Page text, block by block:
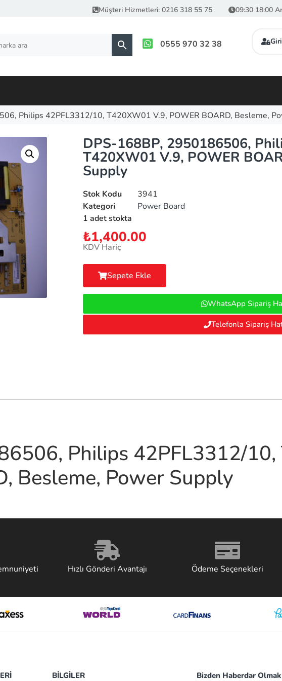
Müşteri Hizmetleri: 0216 318 55 75 09:30 18:00
0555 970 32 38
Philips 42PFL3312/10, T420XW01 V.9, POWER BOARD, Besleme,
DPS-168BP, 2950186506,
T420XW01 V.9, POWER
Supply
Stok Kodu
3941
Kategori
Power Board
1 adet stokta
₺1,400.00
KDV Hariç
Sepete Ekle
WhatsApp Sipariş
Telefonla Sipariş
Philips 42PFL3312/
Besleme, Power Supply
Hızlı Gönderi Avantajı Ödeme Seçenekleri
BİLGİLER Bizden Haberdar